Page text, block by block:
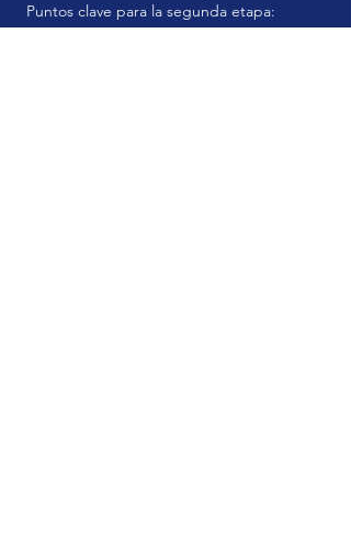
Puntos clave para la segunda etapa:
- Amplía los conceptos básicos aprendidos